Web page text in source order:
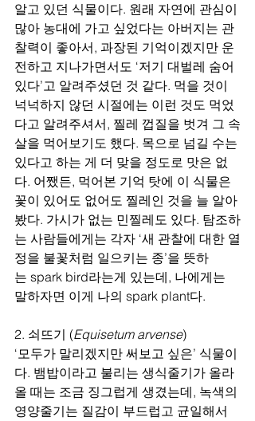
알고 있던 식물이다. 원래 자연에 관심이
많아 농대에 가고 싶었다는 아버지는 관
찰력이 좋아서, 과장된 기억이겠지만 운
전하고 지나가면서도 ‘저기 대벌레 숨어
있다’고 알려주셨던 것 같다. 먹을 것이
넉넉하지 않던 시절에는 이런 것도 먹었
다고 알려주셔서, 찔레 껍질을 벗겨 그 속
살을 먹어보기도 했다. 목으로 넘길 수는
있다고 하는 게 더 맞을 정도로 맛은 없
다. 어쨌든, 먹어본 기억 탓에 이 식물은
꽃이 있어도 없어도 찔레인 것을 늘 알아
봤다. 가시가 없는 민찔레도 있다. 탐조하
는 사람들에게는 각자 ‘새 관찰에 대한 열
정을 불꽃처럼 일으키는 종’을 뜻하
는 spark bird라는게 있는데, 나에게는
말하자면 이게 나의 spark plant다.
2. 쇠뜨기 (Equisetum arvense)
‘모두가 말리겠지만 써보고 싶은’ 식물이
다. 뱀밥이라고 불리는 생식줄기가 올라
올 때는 조금 징그럽게 생겼는데, 녹색의
영양줄기는 질감이 부드럽고 균일해서